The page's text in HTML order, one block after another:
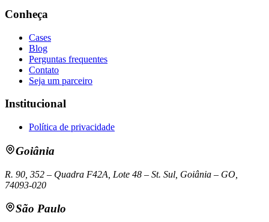
Conheça
Cases
Blog
Perguntas frequentes
Contato
Seja um parceiro
Institucional
Política de privacidade
Goiânia
R. 90, 352 – Quadra F42A, Lote 48 – St. Sul, Goiânia – GO,
74093-020
São Paulo